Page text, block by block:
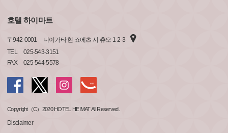
호텔 하이마트
〒942-0001
니이가타 현 죠에츠 시 츄오 1-2-3
TEL
025-543-3151
FAX
025-544-5578
Copyright（C）2020 HOTEL HEIMAT All Reserved.
Disclaimer